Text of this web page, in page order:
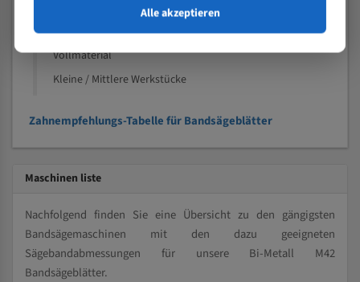
Speziell entwickelt für Profile / Rohre
Vollmaterial
Kleine / Mittlere Werkstücke
Zahnempfehlungs-Tabelle für Bandsägeblätter
Maschinen liste
Nachfolgend finden Sie eine Übersicht zu den gängigsten
Bandsägemaschinen mit den dazu geeigneten
Sägebandabmessungen für unsere Bi-Metall M42
Bandsägeblätter.
Alle akzeptieren